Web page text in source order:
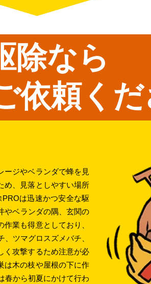
除なら
依頼く
ージやベランダで蜂を見
め、見落としやすい場所
は迅速かつ安全な駆
やベランダの隅、玄関の
業も得意としており、
ツマグロスズメバチ、
く攻撃するため注意が必
は木の枝や屋根の下に作
春から初夏にかけて行わ